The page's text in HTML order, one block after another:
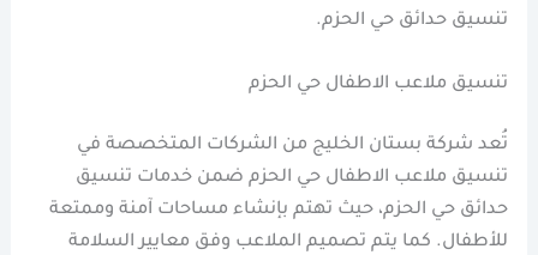
تنسيق حدائق حي الحزم.
تنسيق ملاعب الاطفال حي الحزم
تُعد شركة بستان الخليج من الشركات المتخصصة في
تنسيق ملاعب الاطفال حي الحزم ضمن خدمات تنسيق
حدائق حي الحزم، حيث تهتم بإنشاء مساحات آمنة وممتعة
للأطفال. كما يتم تصميم الملاعب وفق معايير السلامة